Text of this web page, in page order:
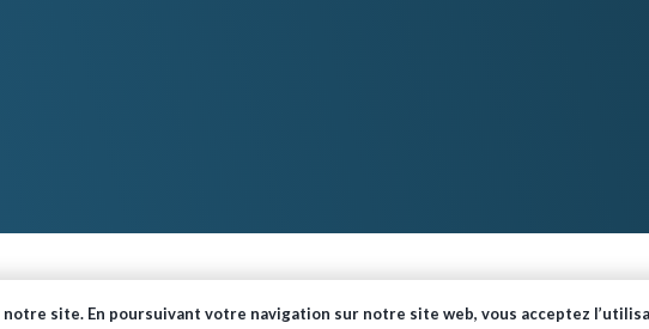
site. En poursuivant votre navigation sur notre site web, vous acceptez